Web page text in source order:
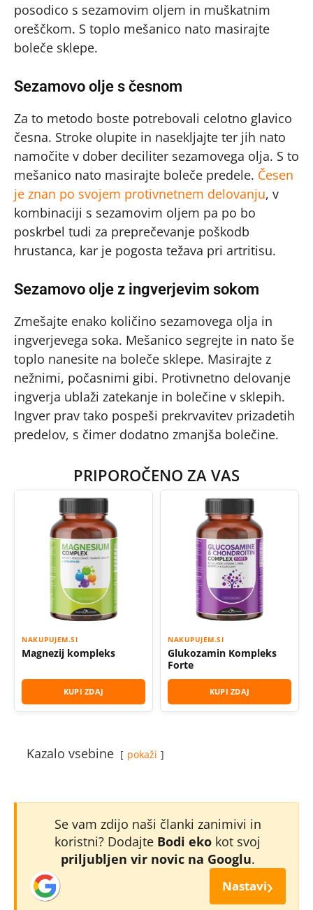
posodico s sezamovim oljem in muškatnim
oreščkom. S toplo mešanico nato masirajte
boleče sklepe.
Sezamovo olje s česnom
Za to metodo boste potrebovali celotno glavico
česna. Stroke olupite in nasekljajte ter jih nato
namočite v dober deciliter sezamovega olja. S to
mešanico nato masirajte boleče predele. Česen
je znan po svojem protivnetnem delovanju, v
kombinaciji s sezamovim oljem pa po bo
poskrbel tudi za preprečevanje poškodb
hrustanca, kar je pogosta težava pri artritisu.
Sezamovo olje z ingverjevim sokom
Zmešajte enako količino sezamovega olja in
ingverjevega soka. Mešanico segrejte in nato še
toplo nanesite na boleče sklepe. Masirajte z
nežnimi, počasnimi gibi. Protivnetno delovanje
ingverja ublaži zatekanje in bolečine v sklepih.
Ingver prav tako pospeši prekrvavitev prizadetih
predelov, s čimer dodatno zmanjša bolečine.
PRIPOROČENO ZA VAS
NAKUPUJEM.SI
Magnezij kompleks
KUPI ZDAJ
NAKUPUJEM.SI
Glukozamin Kompleks
Forte
KUPI ZDAJ
Kazalo vsebine pokaži
Se vam zdijo naši članki zanimivi in
koristni? Dodajte Bodi eko kot svoj
priljubljen vir novic na Googlu.
Nastavi›